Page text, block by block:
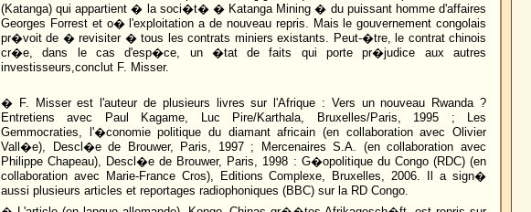
(Katanga) qui appartient � la soci�t� � Katanga Mining � du puissant homme d'affaires
Georges Forrest et o� l'exploitation a de nouveau repris. Mais le gouvernement congolais
pr�voit de � revisiter � tous les contrats miniers existants. Peut-�tre, le contrat chinois
cr�e, dans le cas d'esp�ce, un �tat de faits qui porte pr�judice aux autres
investisseurs,conclut F. Misser.
� F. Misser est l'auteur de plusieurs livres sur l'Afrique : Vers un nouveau Rwanda ?
Entretiens avec Paul Kagame, Luc Pire/Karthala, Bruxelles/Paris, 1995 ; Les
Gemmocraties, l'�conomie politique du diamant africain (en collaboration avec Olivier
Vall�e), Descl�e de Brouwer, Paris, 1997 ; Mercenaires S.A. (en collaboration avec
Philippe Chapeau), Descl�e de Brouwer, Paris, 1998 : G�opolitique du Congo (RDC) (en
collaboration avec Marie-France Cros), Editions Complexe, Bruxelles, 2006. Il a sign�
aussi plusieurs articles et reportages radiophoniques (BBC) sur la RD Congo.